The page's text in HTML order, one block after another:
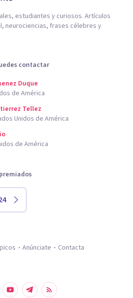
estudiantes y curiosos. Artículos
neurociencias, frases célebres y
contactar
Duque
de América
Tellez
Unidos de América
de América
Anúnciate Contacta